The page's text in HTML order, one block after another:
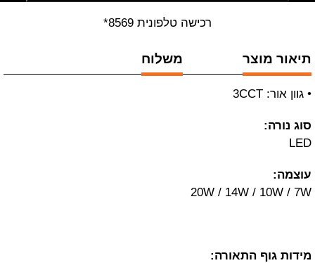
רכישה טלפונית 8569*
תיאור מוצר משלוח
• גוון אור: 3CCT
סוג נורה:
LED
עוצמה:
20W / 14W / 10W / 7W
מידות גוף התאורה: